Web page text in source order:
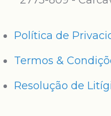
Política de
Termos &
Resolução de